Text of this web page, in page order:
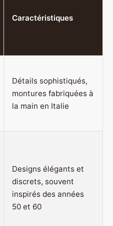
Caractéristiques
Détails sophistiqués,
montures fabriquées à
la main en Italie
Designs élégants et
discrets, souvent
inspirés des années
50 et 60